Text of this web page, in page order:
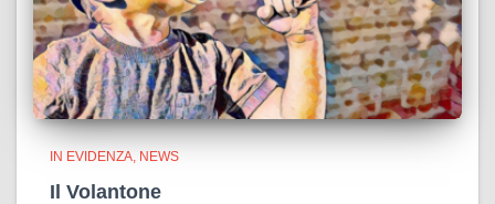
IN EVIDENZA NEWS
Il Volantone